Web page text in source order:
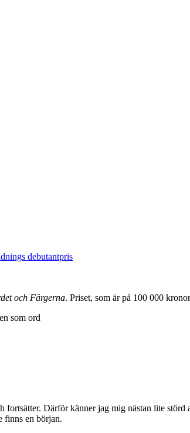
och Färgerna. Priset, som är på 100 000
som ord
Därför känner jag mig nästan lite störd
finns en början.